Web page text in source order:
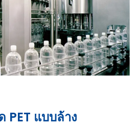
PET แบบล้าง